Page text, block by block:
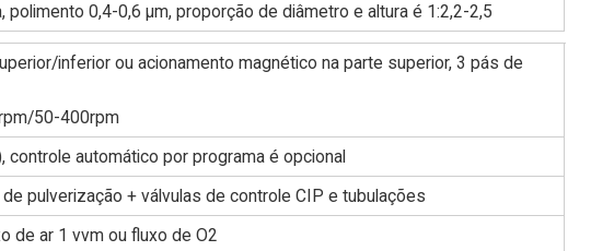
0,4-0,6 µm, proporção de diâmetro e altura é 1:2,2-2,5
inferior ou acionamento magnético na parte superior, 3 pás de
50-400rpm
controle automático por programa é opcional
pulverização + válvulas de controle CIP e tubulações
de ar 1 vvm ou fluxo de O2